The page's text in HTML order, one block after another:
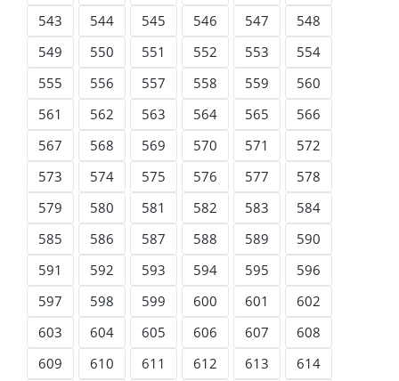
543
544 545 546 547
548
549
550 551 552 553
554
555
556 557 558 559
560
561
562 563 564 565
566
567
568 569 570 571
572
573
574 575 576 577
578
579
580 581 582 583
584
585
586 587 588 589
590
591
592 593 594 595
596
597
598 599 600 601
602
603
604 605 606 607
608
609
610 611 612 613
614